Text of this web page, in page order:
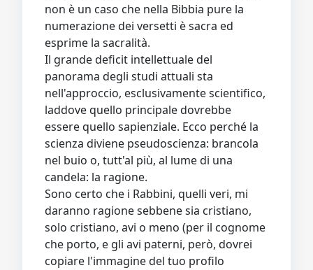
non è un caso che nella Bibbia pure la
numerazione dei versetti è sacra ed
esprime la sacralità.
Il grande deficit intellettuale del
panorama degli studi attuali sta
nell'approccio, esclusivamente scientifico,
laddove quello principale dovrebbe
essere quello sapienziale. Ecco perché la
scienza diviene pseudoscienza: brancola
nel buio o, tutt'al più, al lume di una
candela: la ragione.
Sono certo che i Rabbini, quelli veri, mi
daranno ragione sebbene sia cristiano,
solo cristiano, avi o meno (per il cognome
che porto, e gli avi paterni, però, dovrei
copiare l'immagine del tuo profilo